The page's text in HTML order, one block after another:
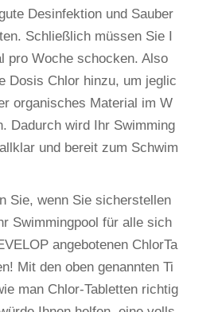
Desinfektion und Sauber
Schließlich müssen Sie I
pro Woche schocken. Also
Dosis Chlor hinzu, um jeglic
organisches Material im W
Dadurch wird Ihr Swimming
und bereit zum Schwim
Sie, wenn Sie sicherstellen
Swimmingpool für alle sich
angebotenen ChlorTa
Mit den oben genannten Ti
man Chlor-Tabletten richtig